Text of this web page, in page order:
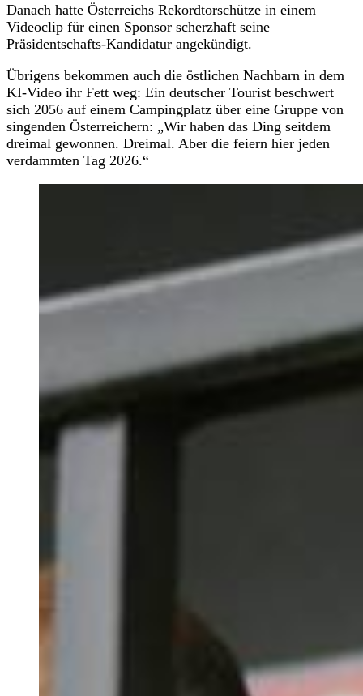
Danach hatte Österreichs Rekordtorschütze in einem
Videoclip für einen Sponsor scherzhaft seine
Präsidentschafts-Kandidatur angekündigt.
Übrigens bekommen auch die östlichen Nachbarn in dem
KI-Video ihr Fett weg: Ein deutscher Tourist beschwert
sich 2056 auf einem Campingplatz über eine Gruppe von
singenden Österreichern: „Wir haben das Ding seitdem
dreimal gewonnen. Dreimal. Aber die feiern hier jeden
verdammten Tag 2026.“